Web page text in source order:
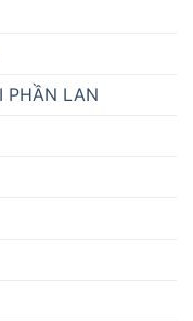
PHẦN LAN